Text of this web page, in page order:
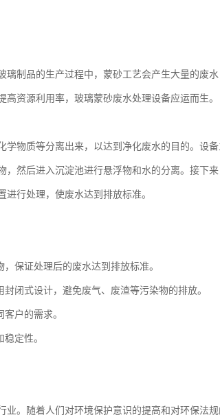
制品的生产过程中，蒙砂工艺会产生大量的废
资源利用率，玻璃蒙砂废水处理设备应运而生。
物质等分离出来，以达到净化废水的目的。设
，然后进入沉淀池进行悬浮物和水的分离。接下
行处理，使废水达到排放标准。
保证处理后的废水达到排放标准。
闭式设计，避免废气、废渣等污染物的排放。
户的需求。
定性。
。随着人们对环境保护意识的提高和对环保法规